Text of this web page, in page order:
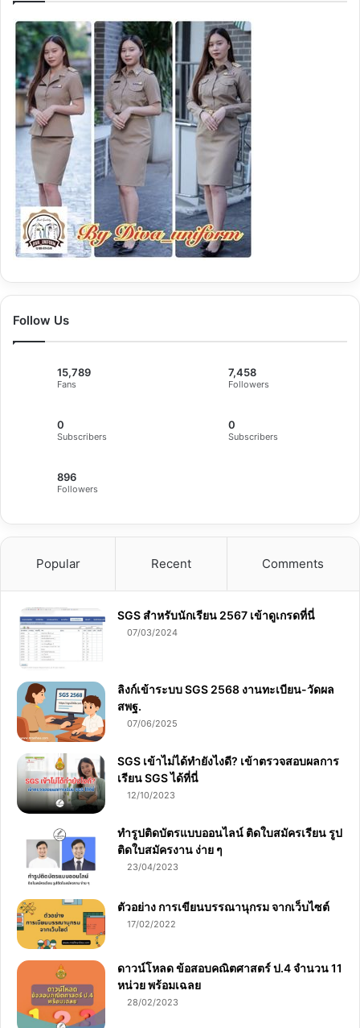
Follow Us
15,789
Fans
7,458
Followers
0
Subscribers
0
Subscribers
896
Followers
Popular Recent Comments
SGS สําหรับนักเรียน 2567 เข้าดูเกรดที่นี่
07/03/2024
ลิงก์เข้าระบบ SGS 2568 งานทะเบียน-วัดผล
สพฐ.
07/06/2025
SGS เข้าไม่ได้ทำยังไงดี? เข้าตรวจสอบผลการ
เรียน SGS ได้ที่นี่
12/10/2023
ทำรูปติดบัตรแบบออนไลน์ ติดใบสมัครเรียน รูป
ติดใบสมัครงาน ง่าย ๆ
23/04/2023
ตัวอย่าง การเขียนบรรณานุกรม จากเว็บไซต์
17/02/2022
ดาวน์โหลด ข้อสอบคณิตศาสตร์ ป.4 จำนวน 11
หน่วย พร้อมเฉลย
28/02/2023